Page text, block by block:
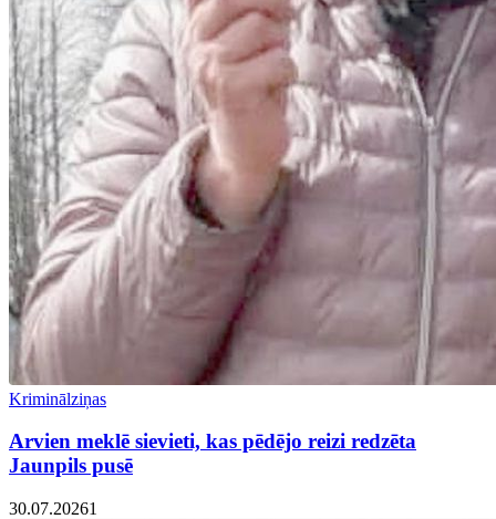
Kriminālziņas
Arvien meklē sievieti, kas pēdējo reizi redzēta
Jaunpils pusē
30.07.20261